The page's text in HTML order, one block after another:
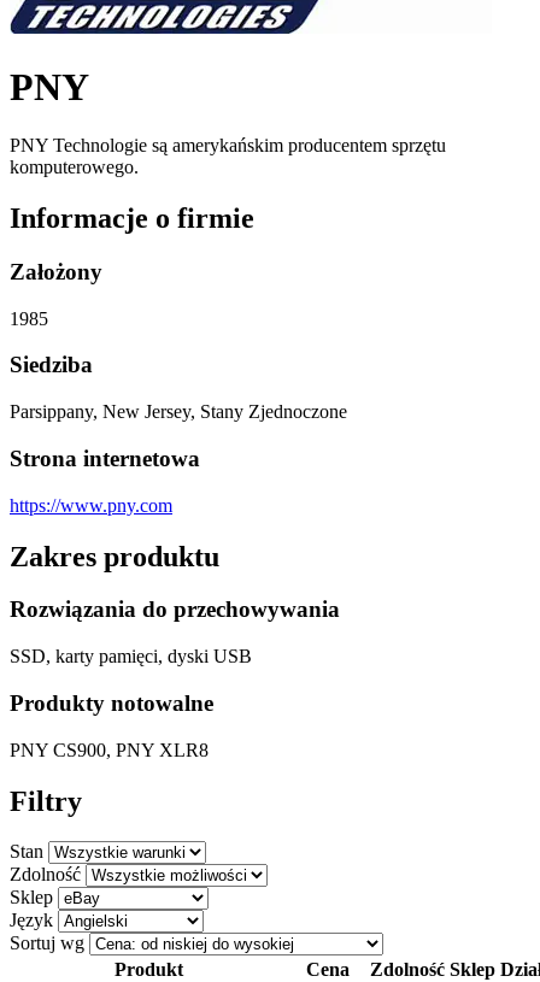
PNY
PNY Technologie są amerykańskim producentem sprzętu
komputerowego.
Informacje o firmie
Założony
1985
Siedziba
Parsippany, New Jersey, Stany Zjednoczone
Strona internetowa
https://www.pny.com
Zakres produktu
Rozwiązania do przechowywania
SSD, karty pamięci, dyski USB
Produkty notowalne
PNY CS900, PNY XLR8
Filtry
Stan
Zdolność
Sklep
Język
Sortuj wg
Produkt
Cena Zdolność Sklep